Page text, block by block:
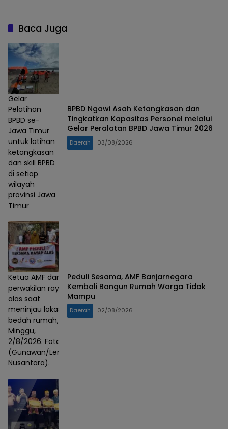
Baca Juga
Gelar
Pelatihan
BPBD se-
Jawa Timur
untuk latihan
ketangkasan
dan skill BPBD
di setiap
wilayah
provinsi Jawa
Timur
BPBD Ngawi Asah Ketangkasan dan
Tingkatkan Kapasitas Personel melalui
Gelar Peralatan BPBD Jawa Timur 2026
Daerah 03/08/2026
Ketua AMF dan
perwakilan rayap
alas saat
meninjau lokasi
bedah rumah,
Minggu,
2/8/2026. Foto :
(Gunawan/Lensa
Nusantara).
Peduli Sesama, AMF Banjarnegara
Kembali Bangun Rumah Warga Tidak
Mampu
Daerah 02/08/2026